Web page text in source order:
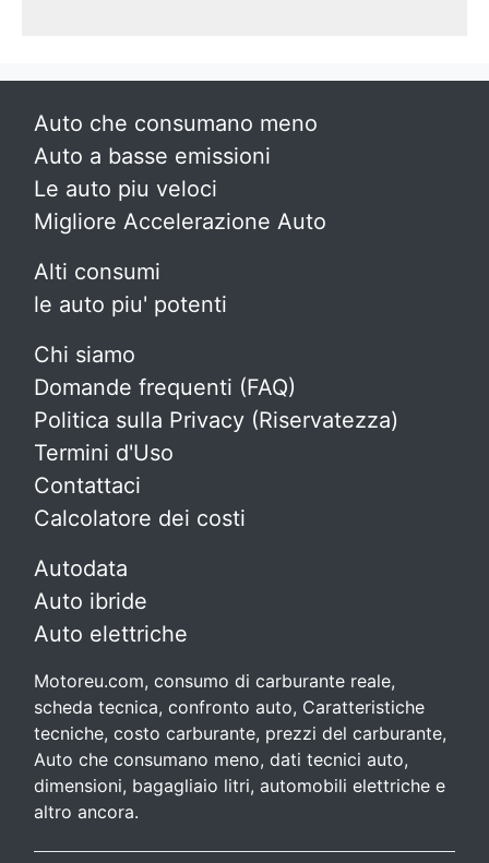
Auto che consumano meno
Auto a basse emissioni
Le auto piu veloci
Migliore Accelerazione Auto
Alti consumi
le auto piu' potenti
Chi siamo
Domande frequenti (FAQ)
Politica sulla Privacy (Riservatezza)
Termini d'Uso
Contattaci
Calcolatore dei costi
Autodata
Auto ibride
Auto elettriche
Motoreu.com, consumo di carburante reale,
scheda tecnica, confronto auto, Caratteristiche
tecniche, costo carburante, prezzi del carburante,
Auto che consumano meno, dati tecnici auto,
dimensioni, bagagliaio litri, automobili elettriche e
altro ancora.